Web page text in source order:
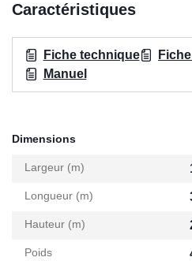
Caractéristiques
Fiche technique
Manuel
Dimensions
Largeur (m)
Longueur (m)
Hauteur (m)
Poids